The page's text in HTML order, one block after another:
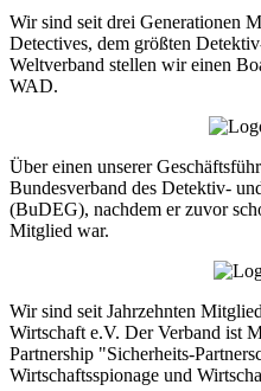
Wir sind seit drei Generationen
Detectives, dem größten
Weltverband stellen wir einen
WAD.
Über einen unserer
Bundesverband des Detektiv-
(BuDEG), nachdem er zuvor
Mitglied war.
Wir sind seit Jahrzehnten
Wirtschaft e.V. Der Verband ist
Partnership "Sicherheits-
Wirtschaftsspionage und